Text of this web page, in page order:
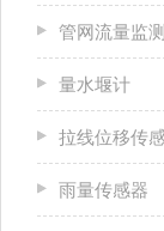
管网流量监
量水堰计
拉线位移传
雨量传感器